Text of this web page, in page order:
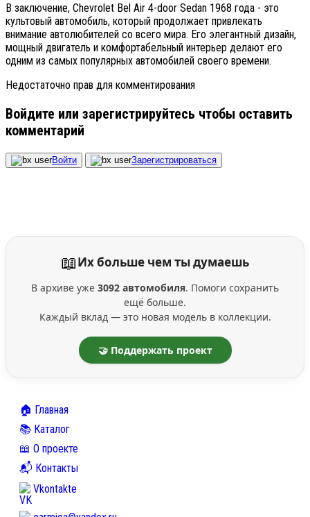
В заключение, Chevrolet Bel Air 4-door Sedan 1968 года - это
культовый автомобиль, который продолжает привлекать
внимание автолюбителей со всего мира. Его элегантный дизайн,
мощный двигатель и комфортабельный интерьер делают его
одним из самых популярных автомобилей своего времени.
Недостаточно прав для комментирования
Войдите или зарегистрируйтесь чтобы оставить
комментарий
Войти Зарегистрироваться
📖Их больше чем ты думаешь
В архиве уже 3092 автомобиля. Помоги сохранить
ещё больше.
Каждый вклад — это новая модель в коллекции.
🤝 Поддержать проект
🏠 Главная
📚 Каталог
📖 О проекте
📬 Контакты
Vkontakte